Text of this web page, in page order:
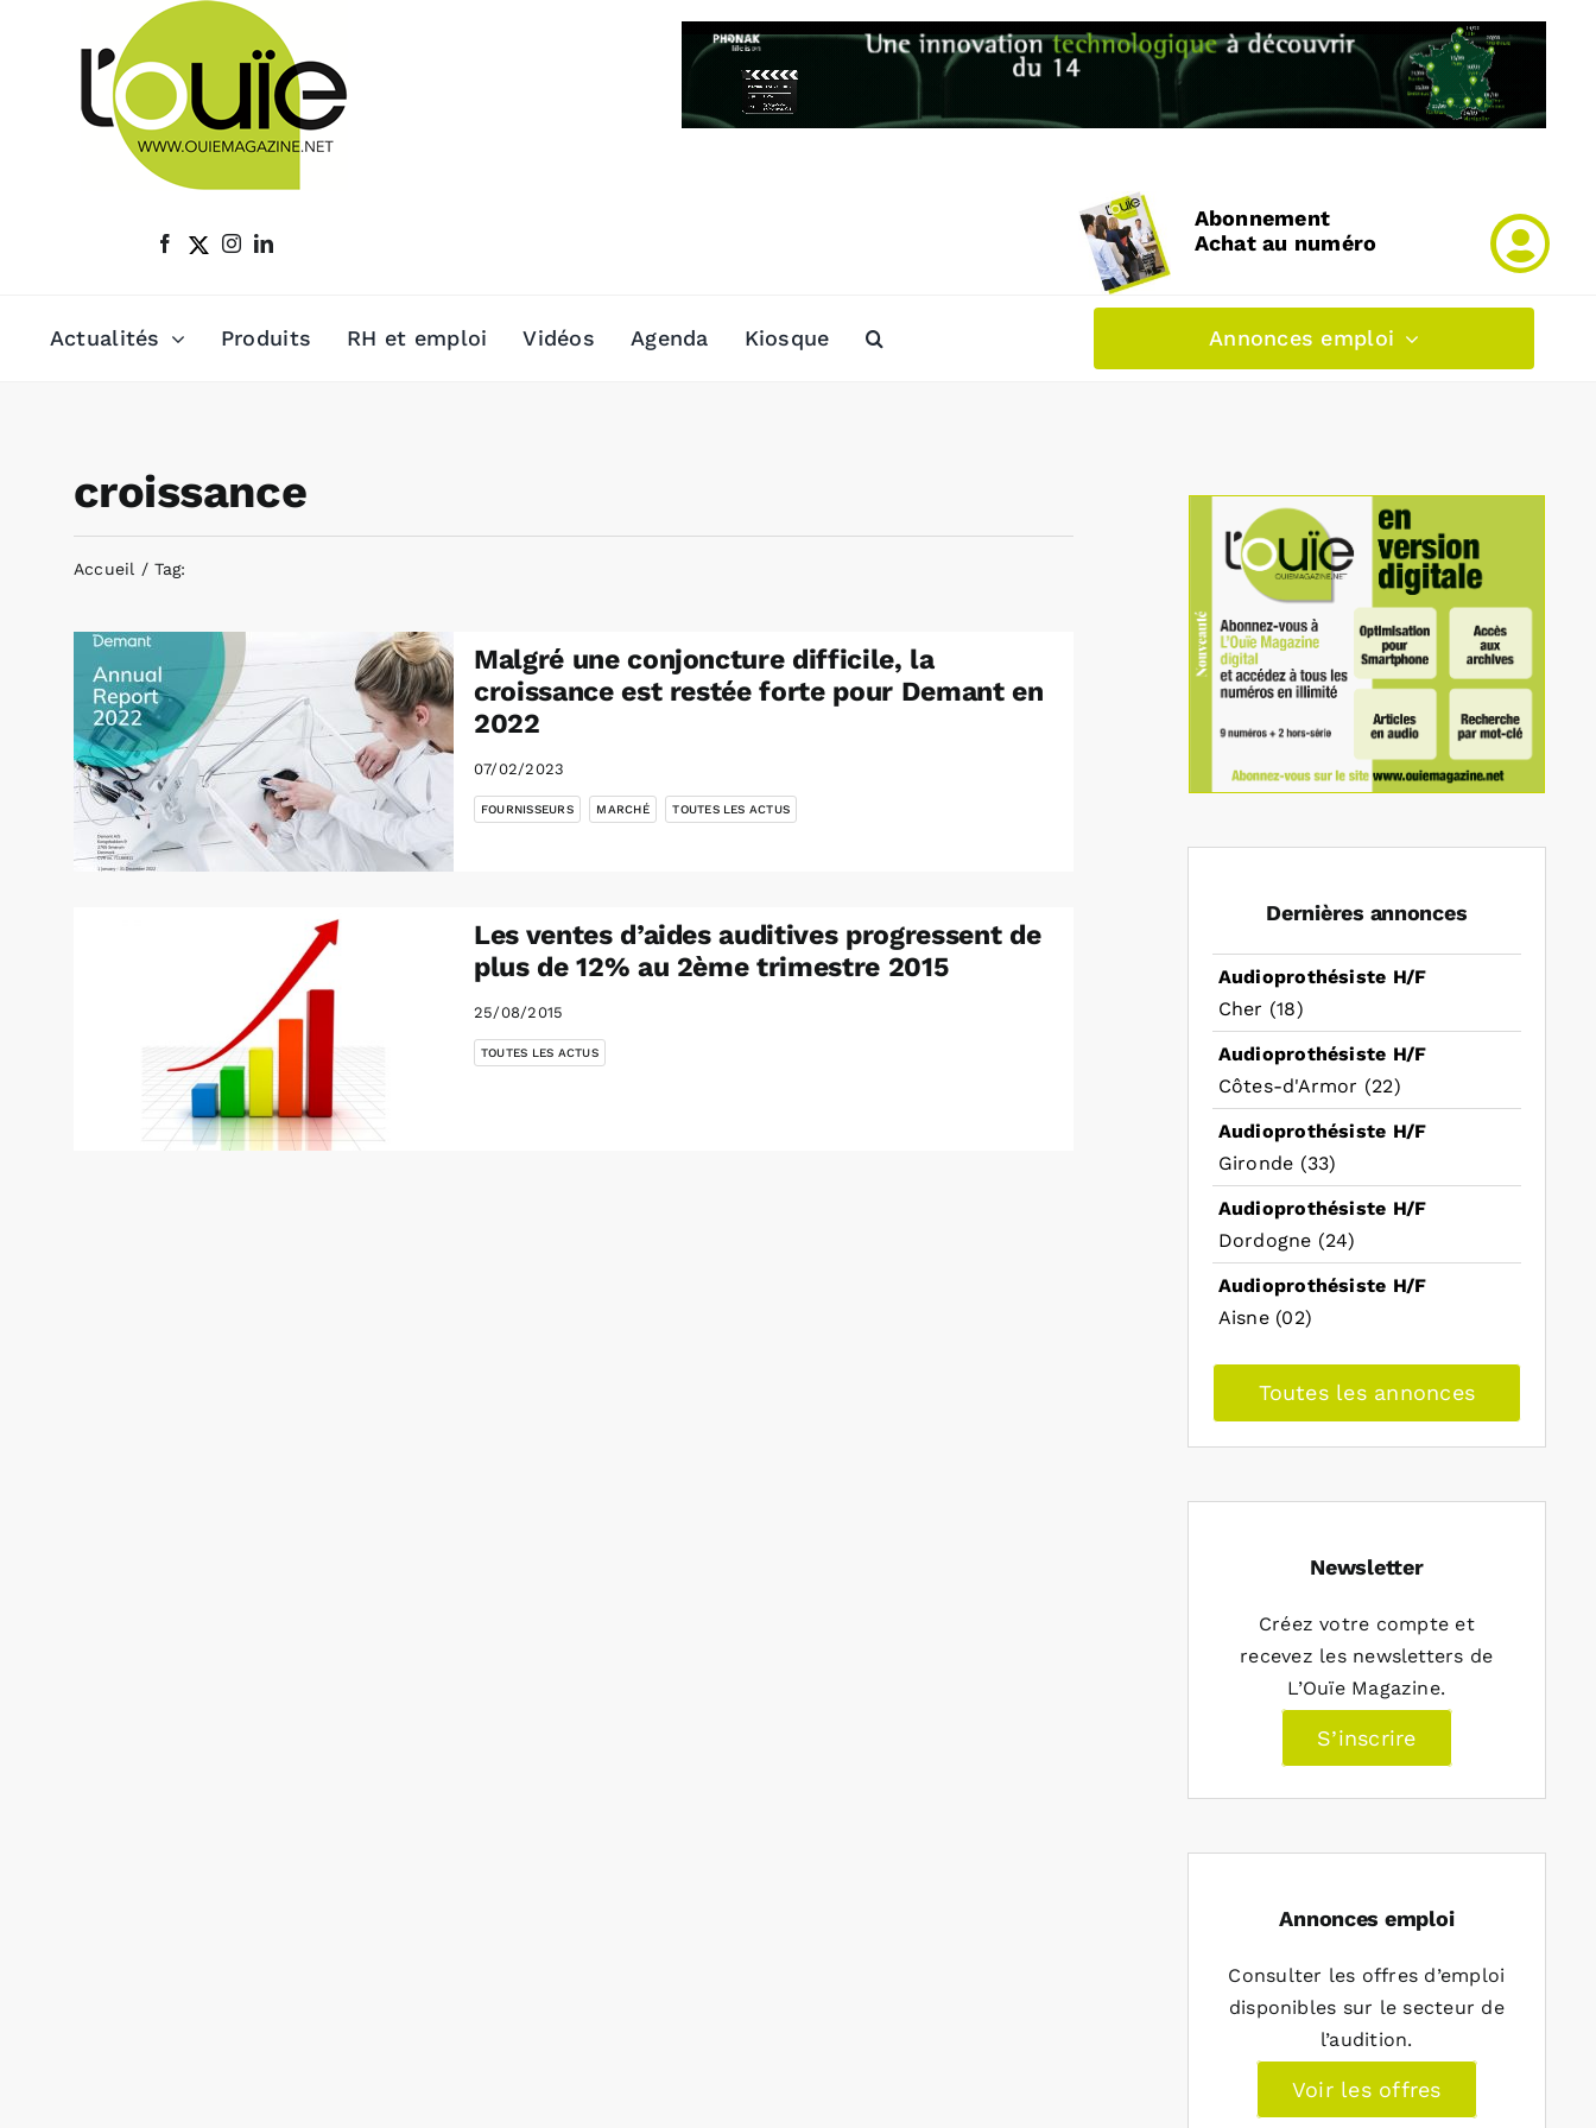
Abonnement
Achat au numéro
Actualités Produits RH et emploi Vidéos Agenda Kiosque Annonces emploi
croissance
Accueil Tag:
Malgré une conjoncture difficile, la
croissance est restée forte pour Demant en
2022
07/02/2023
FOURNISSEURS MARCHÉ TOUTES LES ACTUS
Les ventes d’aides auditives progressent de
plus de 12% au 2ème trimestre 2015
25/08/2015
TOUTES LES ACTUS
Dernières annonces
Audioprothésiste H/F
Cher (18)
Audioprothésiste H/F
Côtes-d'Armor (22)
Audioprothésiste H/F
Gironde (33)
Audioprothésiste H/F
Dordogne (24)
Audioprothésiste H/F
Aisne (02)
Toutes les annonces
Newsletter
Créez votre compte et
recevez les newsletters de
L’Ouïe Magazine.
S’inscrire
Annonces emploi
Consulter les offres d’emploi
disponibles sur le secteur de
l’audition.
Voir les offres